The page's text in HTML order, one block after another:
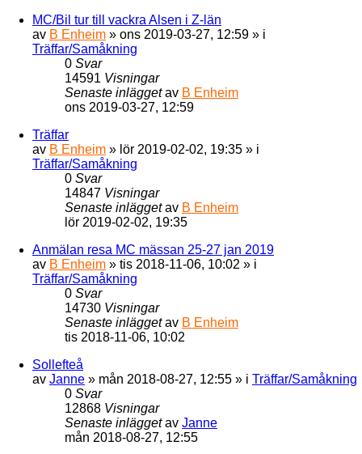
MC/Bil tur till vackra Alsen i Z-län
av B Enheim » ons 2019-03-27, 12:59 » i
Träffar/Samåkning
0 Svar
14591 Visningar
Senaste inläggetav B Enheim
ons 2019-03-27, 12:59
Träffar
av B Enheim » lör 2019-02-02, 19:35 » i
Träffar/Samåkning
0 Svar
14847 Visningar
Senaste inläggetav B Enheim
lör 2019-02-02, 19:35
Anmälan resa MC mässan 25-27 jan 2019
av B Enheim » tis 2018-11-06, 10:02 » i
Träffar/Samåkning
0 Svar
14730 Visningar
Senaste inläggetav B Enheim
tis 2018-11-06, 10:02
Sollefteå
av Janne » mån 2018-08-27, 12:55 » i Träffar/Samåkning
0 Svar
12868 Visningar
Senaste inläggetav Janne
mån 2018-08-27, 12:55